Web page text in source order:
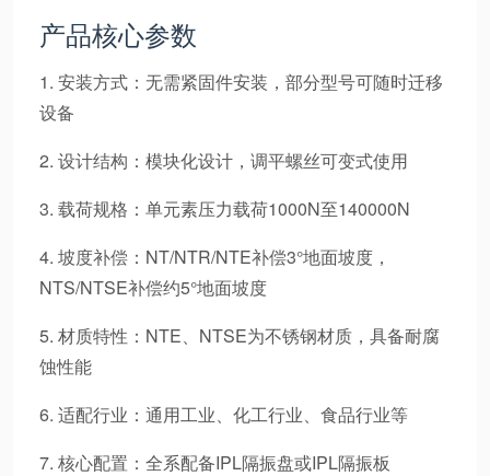
产品核心参数
1. 安装方式：无需紧固件安装，部分型号可随时迁移
设备
2. 设计结构：模块化设计，调平螺丝可变式使用
3. 载荷规格：单元素压力载荷1000N至140000N
4. 坡度补偿：NT/NTR/NTE补偿3°地面坡度，
NTS/NTSE补偿约5°地面坡度
5. 材质特性：NTE、NTSE为不锈钢材质，具备耐腐
蚀性能
6. 适配行业：通用工业、化工行业、食品行业等
7. 核心配置：全系配备IPL隔振盘或IPL隔振板